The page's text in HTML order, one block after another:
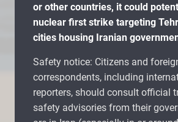
or other countries, it could
nuclear first strike targeting
cities housing Iranian
Safety notice: Citizens and
correspondents, including
reporters, should consult official
safety advisories from their